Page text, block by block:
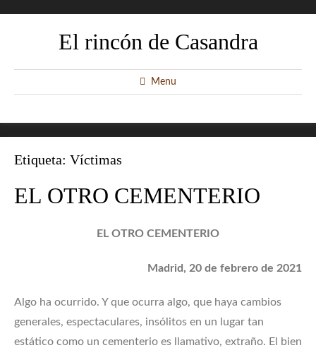
El rincón de Casandra
Menu
Etiqueta: Víctimas
EL OTRO CEMENTERIO
EL OTRO CEMENTERIO
Madrid, 20 de febrero de 2021
Algo ha ocurrido. Y que ocurra algo, que haya cambios
generales, espectaculares, insólitos en un lugar tan
estático como un cementerio es llamativo, extraño. El bien